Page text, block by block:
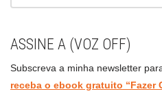
ASSINE A (VOZ OFF)
Subscreva a minha newsletter
receba o ebook gratuito “Fazer